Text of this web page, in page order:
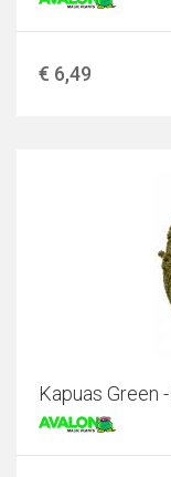
€ 6,49
Kapuas Green